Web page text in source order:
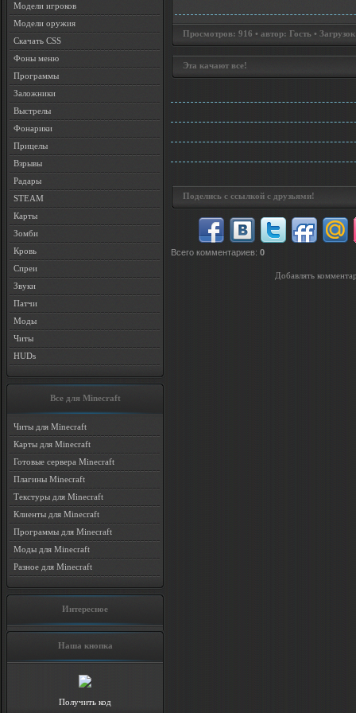
Модели игроков
Модели оружия
Скачать CSS
Фоны меню
Программы
Заложники
Выстрелы
Фонарики
Прицелы
Взрывы
Радары
STEAM
Карты
Зомби
Кровь
Спреи
Звуки
Патчи
Моды
Читы
HUDs
Все для Minecraft
Читы для Minecraft
Карты для Minecraft
Готовые сервера Minecraft
Плагины Minecraft
Текстуры для Minecraft
Клиенты для Minecraft
Программы для Minecraft
Моды для Minecraft
Разное для Minecraft
Интересное
Наша кнопка
Получить код
Просмотров: 916 • автор: Гость •
Эта качают все!
Поделись с ссылкой с друзьями!
Всего комментариев: 0
Добавлять